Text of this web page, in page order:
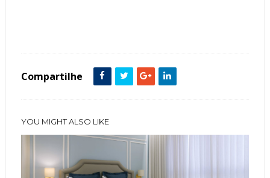
Compartilhe
YOU MIGHT ALSO LIKE